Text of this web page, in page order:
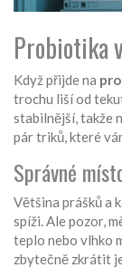
Probiotika
Když přijde na
trochu liší od
stabilnější, takže
pár triků, které
Správné
Většina prášků a
spíži. Ale pozor,
teplo nebo vlhko
zbytečně zkrátit